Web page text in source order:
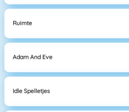
Ruimte
Adam And Eve
Idle Spelletjes